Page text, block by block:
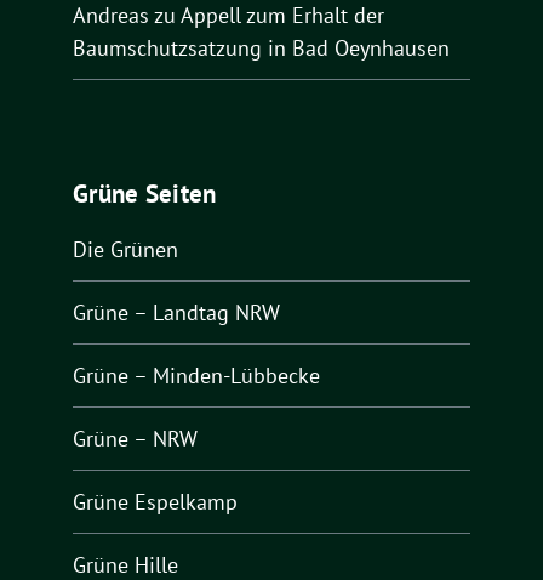
Andreas zu Appell zum Erhalt der
Baumschutzsatzung in Bad Oeynhausen
Grüne Seiten
Die Grünen
Grüne – Landtag NRW
Grüne – Minden-Lübbecke
Grüne – NRW
Grüne Espelkamp
Grüne Hille